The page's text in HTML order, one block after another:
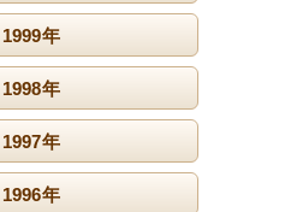
1999年
1998年
1997年
1996年